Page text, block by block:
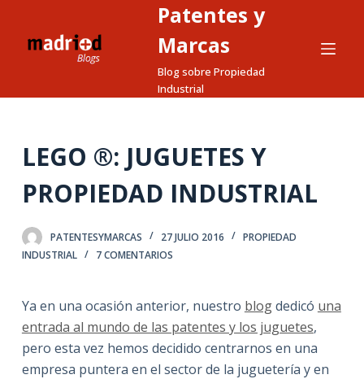
a
n
d
o
Patentes y
Marcas
Blog sobre Propiedad
Industrial
LEGO ®: JUGUETES Y
PROPIEDAD INDUSTRIAL
PATENTESYMARCAS 27 JULIO 2016
PROPIEDAD
INDUSTRIAL
7 COMENTARIOS
Ya en una ocasión anterior, nuestro blogdedicó una
entrada al mundo de las patentes y los juguetes,
pero esta vez hemos decidido centrarnos en una
empresa puntera en el sector de la juguetería y en